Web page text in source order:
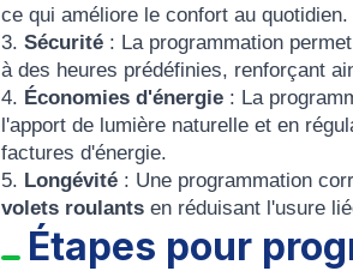
ce qui améliore le confort au quotidien.
3. Sécurité : La programmation
à des heures prédéfinies, renforçant
4. Économies d'énergie : La
l'apport de lumière naturelle et en
factures d'énergie.
5. Longévité : Une programmation
volets roulants en réduisant l'usure
Étapes pour